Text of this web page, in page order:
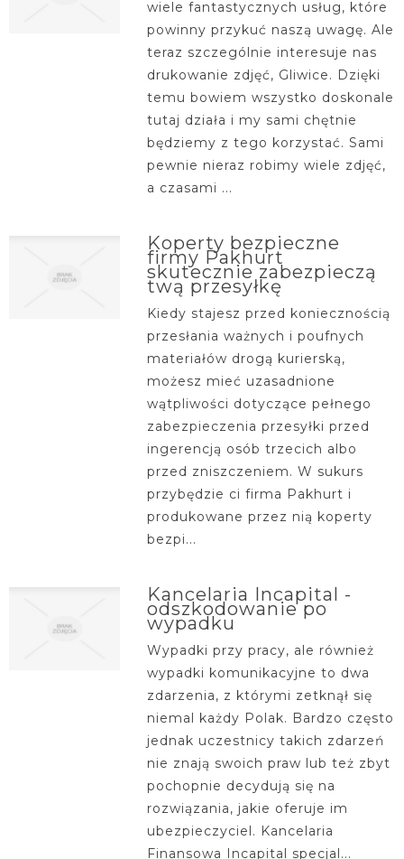
wiele fantastycznych usług, które
powinny przykuć naszą uwagę. Ale
teraz szczególnie interesuje nas
drukowanie zdjęć, Gliwice. Dzięki
temu bowiem wszystko doskonale
tutaj działa i my sami chętnie
będziemy z tego korzystać. Sami
pewnie nieraz robimy wiele zdjęć,
a czasami ...
Koperty bezpieczne
firmy Pakhurt
skutecznie zabezpieczą
twą przesyłkę
Kiedy stajesz przed koniecznością
przesłania ważnych i poufnych
materiałów drogą kurierską,
możesz mieć uzasadnione
wątpliwości dotyczące pełnego
zabezpieczenia przesyłki przed
ingerencją osób trzecich albo
przed zniszczeniem. W sukurs
przybędzie ci firma Pakhurt i
produkowane przez nią koperty
bezpi...
Kancelaria Incapital -
odszkodowanie po
wypadku
Wypadki przy pracy, ale również
wypadki komunikacyjne to dwa
zdarzenia, z którymi zetknął się
niemal każdy Polak. Bardzo często
jednak uczestnicy takich zdarzeń
nie znają swoich praw lub też zbyt
pochopnie decydują się na
rozwiązania, jakie oferuje im
ubezpieczyciel. Kancelaria
Finansowa Incapital specjal...